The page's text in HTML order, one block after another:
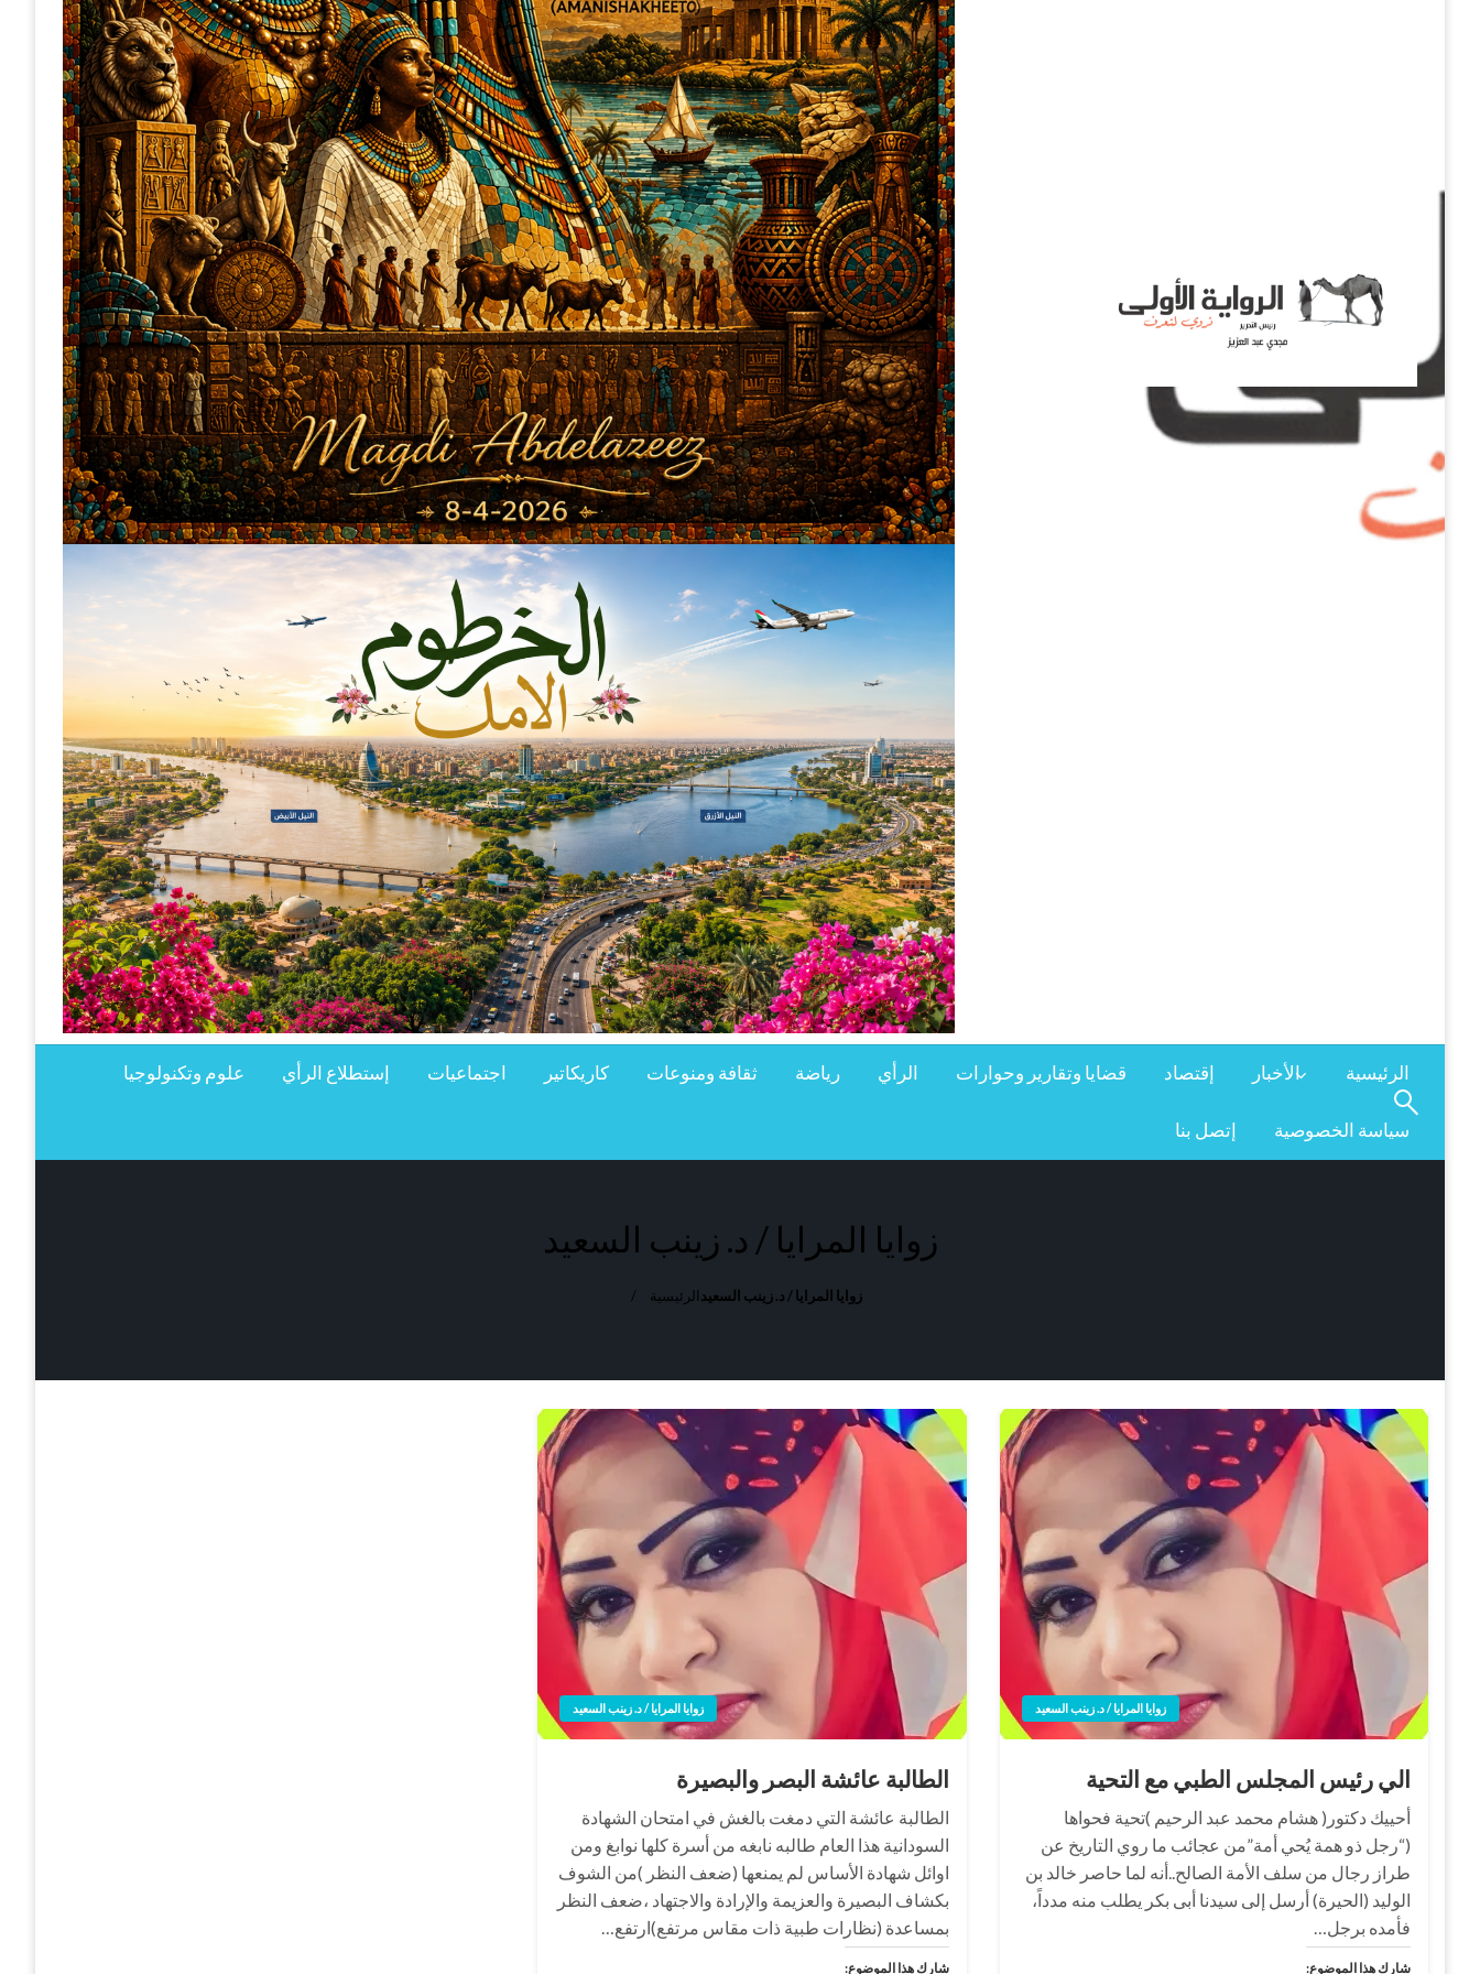
الرواية الأولى
نروي لتعرف
الرئيسية الأخبار إقتصاد قضايا وتقارير وحوارات الرأي رياضة ثقافة ومنوعات كاريكاتير اجتماعيات إستطلاع الرأي علوم وتكنولوجيا
سياسة الخصوصية إتصل بنا
زوايا المرايا / د. زينب السعيد
الرئيسية زوايا المرايا / د. زينب السعيد
زوايا المرايا / د. زينب السعيد
الي رئيس المجلس الطبي مع التحية
أحييك دكتور( هشام محمد عبد الرحيم )تحية فحواها
(“رجل ذو همة يُحي أمة”من عجائب ما روي التاريخ عن
طراز رجال من سلف الأمة الصالح..أنه لما حاصر خالد بن
الوليد (الحيرة) أرسل إلى سيدنا أبى بكر يطلب منه مدداً،
فأمده برجل…
شارك هذا الموضوع:
زوايا المرايا / د. زينب السعيد
الطالبة عائشة البصر والبصيرة
الطالبة عائشة التي دمغت بالغش في امتحان الشهادة
السودانية هذا العام طالبه نابغه من أسرة كلها نوابغ ومن
اوائل شهادة الأساس لم يمنعها (ضعف النظر )من الشوف
بكشاف البصيرة والعزيمة والإرادة والاجتهاد ،ضعف النظر
بمساعدة (نظارات طبية ذات مقاس مرتفع)ارتفع…
شارك هذا الموضوع: